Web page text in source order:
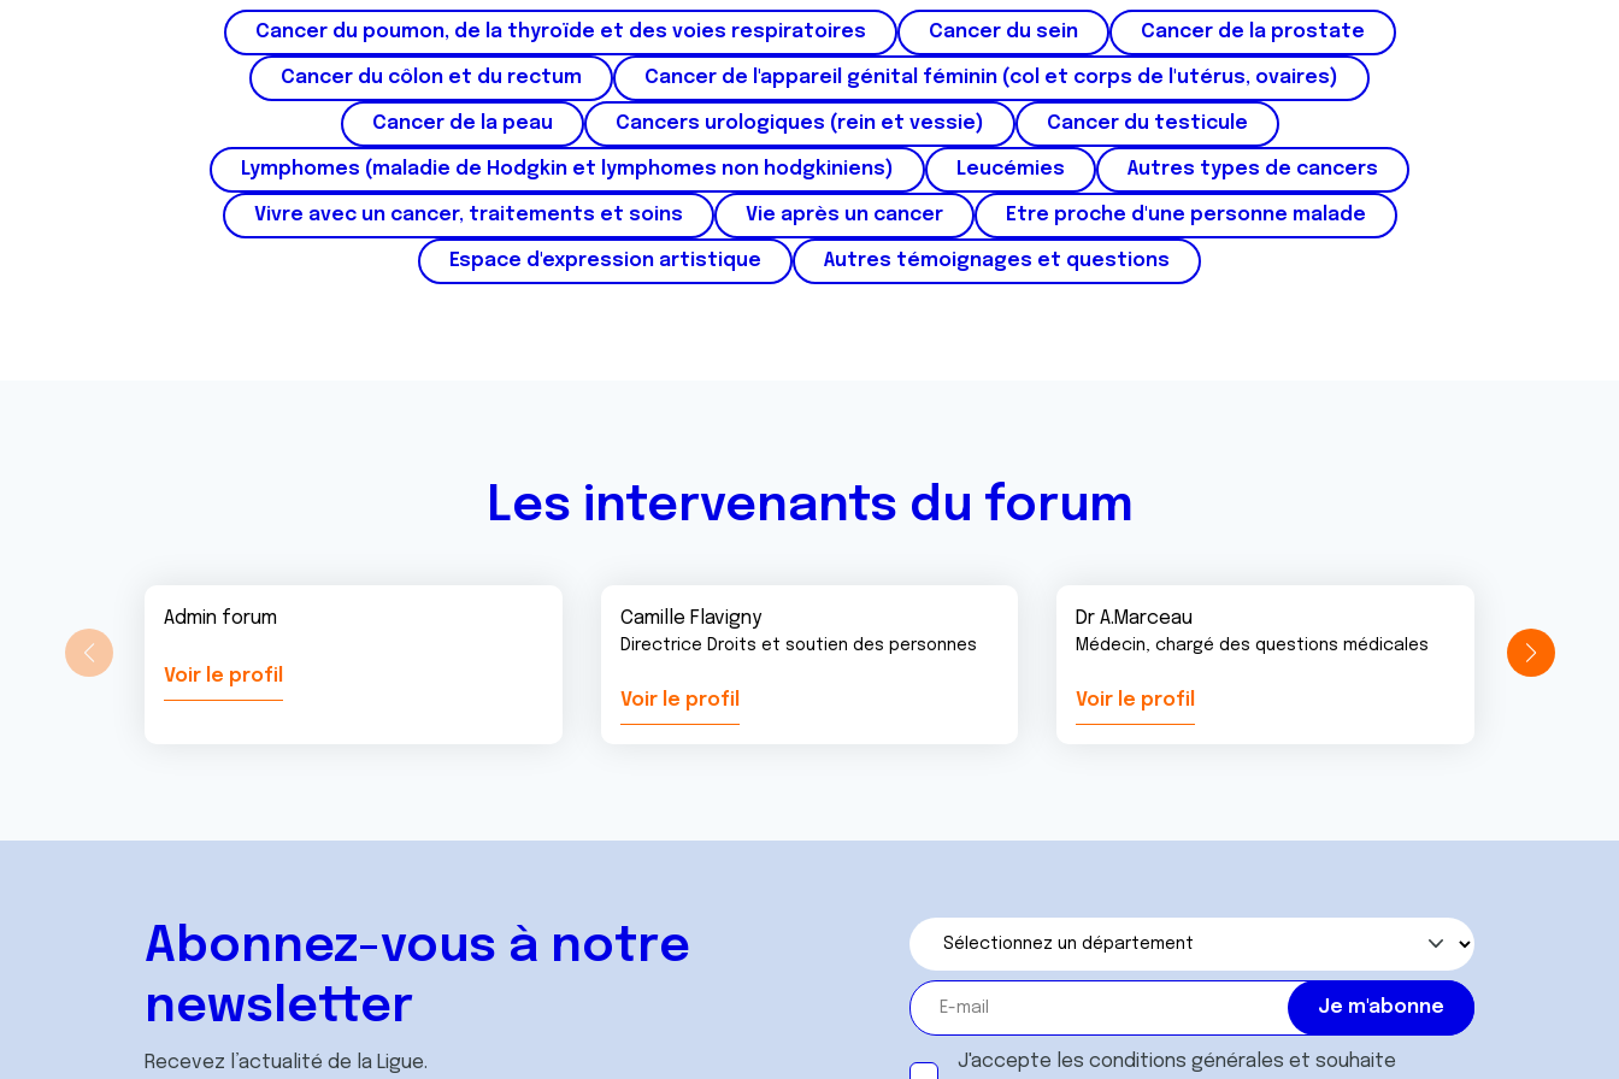
e
n
e
e
n
t
Cancer du poumon, de la thyroïde et des voies respiratoires Cancer du sein Cancer de la prostate
Cancer du côlon et du rectum Cancer de l'appareil génital féminin (col et corps de l'utérus, ovaires)
Cancer de la peau Cancers urologiques (rein et vessie) Cancer du testicule
Lymphomes (maladie de Hodgkin et lymphomes non hodgkiniens) Leucémies Autres types de cancers
Vivre avec un cancer, traitements et soins Vie après un cancer Etre proche d'une personne malade
Espace d'expression artistique Autres témoignages et questions
Les intervenants du forum
Admin forum
Voir le profil
Camille Flavigny
Directrice Droits et soutien des personnes
Voir le profil
Dr A.Marceau
Médecin, chargé des questions médicales
Voir le profil
Abonnez-vous à notre
newsletter
Recevez l’actualité de la Ligue. J'accepte les conditions générales et souhaite